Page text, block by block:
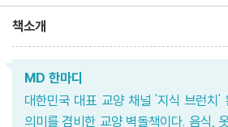
책소개
MD 한마디
대한민국 대표 교양 채널 '지식 브런치'
의미를 겸비한 교양 벽돌책이다. 음식,